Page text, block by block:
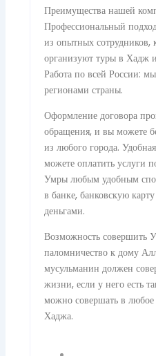
Преимущества нашей
Профессиональный
из опытных сотрудников,
организуют туры в Хадж
Работа по всей России:
регионами страны.
Оформление договора
обращения, и вы можете
из любого города.
можете оплатить услуги
Умры любым удобным
в банке, банковскую
деньгами.
Возможность совершить
паломничество к дому
мусульманин должен
жизни, если у него есть
можно совершать в любое
Хаджа.